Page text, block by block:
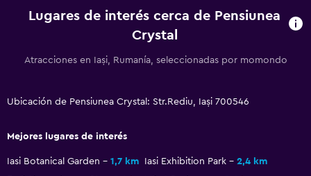
General
Sofá
Alfombrado
TV de pantalla plana
Lugares de interés cerca de Pensiunea
Crystal
Atracciones en Iași, Rumanía, seleccionadas por momondo
Ubicación de Pensiunea Crystal: Str.Rediu, Iași 700546
Mejores lugares de interés
Iasi Botanical Garden 1,7 km Iasi Exhibition Park
2,4 km